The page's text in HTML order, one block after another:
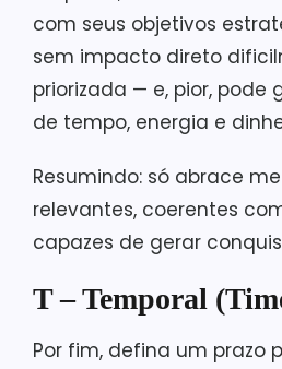
com seus objetivos
sem impacto direto
priorizada — e, pior, pode
de tempo, energia e
Resumindo: só abrace
relevantes, coerentes
capazes de gerar
T – Temporal
Por fim, defina um prazo